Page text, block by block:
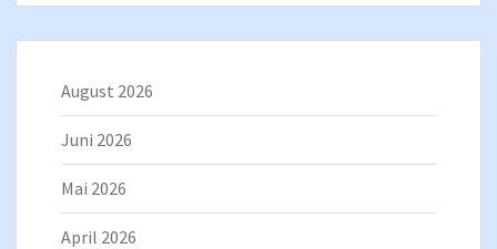
August 2026
Juni 2026
Mai 2026
April 2026